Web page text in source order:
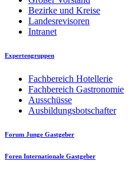
Bezirke und Kreise
Landesrevisoren
Intranet
Expertengruppen
Fachbereich Hotellerie
Fachbereich Gastronomie
Ausschüsse
Ausbildungsbotschafter
Forum Junge Gastgeber
Foren Internationale Gastgeber